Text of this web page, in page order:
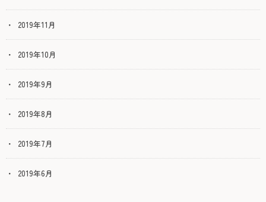
2019年11月
2019年10月
2019年9月
2019年8月
2019年7月
2019年6月